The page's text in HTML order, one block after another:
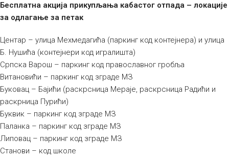
Бесплатна акција прикупљања кабастог отпада – локације
за одлагање за петак
Центар – улица Мехмедагића (паркинг код контејнера) и улица
Б. Нушића (контејнери код игралишта)
Српска Варош – паркинг код православног гробља
Витановићи – паркинг код зграде МЗ
Буковац – Бајићи (раскрсница Мераје, раскрсница Радићи и
раскрница Пурићи)
Буквик – паркинг код зграде МЗ
Паланка – паркинг код зграде МЗ
Липовац – паркинг код зграде МЗ
Станови – код школе